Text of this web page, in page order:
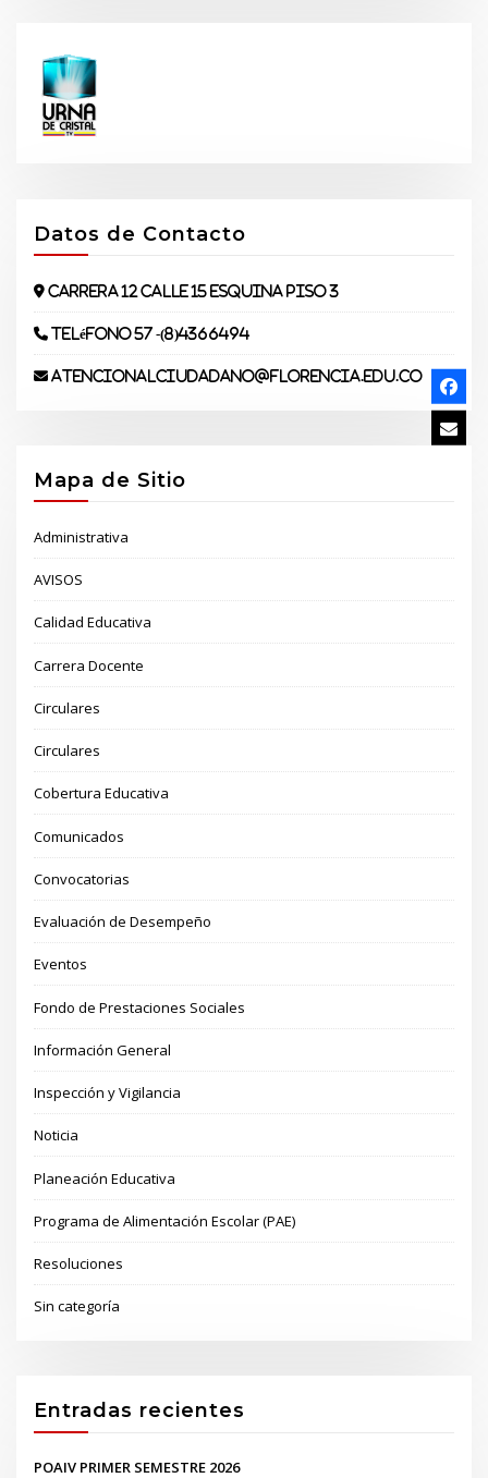
Datos de Contacto
Carrera 12 Calle 15 Esquina piso 3
Teléfono 57 -(8)4366494
atencionalciudadano@florencia.edu.co
Mapa de Sitio
Administrativa
AVISOS
Calidad Educativa
Carrera Docente
Circulares
Circulares
Cobertura Educativa
Comunicados
Convocatorias
Evaluación de Desempeño
Eventos
Fondo de Prestaciones Sociales
Información General
Inspección y Vigilancia
Noticia
Planeación Educativa
Programa de Alimentación Escolar (PAE)
Resoluciones
Sin categoría
Entradas recientes
POAIV PRIMER SEMESTRE 2026